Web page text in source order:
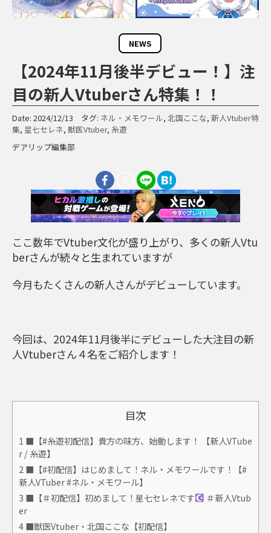
NEWS
【2024年11月後半デビュー！】注
目の新人Vtuberさん特集！！
Date: 2024/12/13 タグ: ネル・メモワール, 北国ここな, 新人Vtuber特
集, 星七セレネ, 獣医Vtuber, 糸遊
デアリップ編集部
ここ数年でVtuber文化が盛り上がり、多くの新人Vtu
berさんが続々と生まれていますが
今月もたくさんの新人さんがデビューしています。
今回は、2024年11月後半にデビューした大注目の新
人Vtuberさん４名をご紹介します！
目次
1 ■【#糸遊初配信】貴方の味方、始動します！ 【新人VTube
r / 糸遊】
2 ■【#初配信】はじめまして！ネル・メモワールです！【#
新人VTuber #ネル・メモワール】
3 ■【＃初配信】初めまして！星七セレネです
＃新人Vtub
er
4 ■獣医Vtuber・北国ここな【初配信】